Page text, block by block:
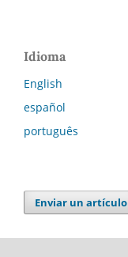
Idioma
English
español
português
Enviar un artículo